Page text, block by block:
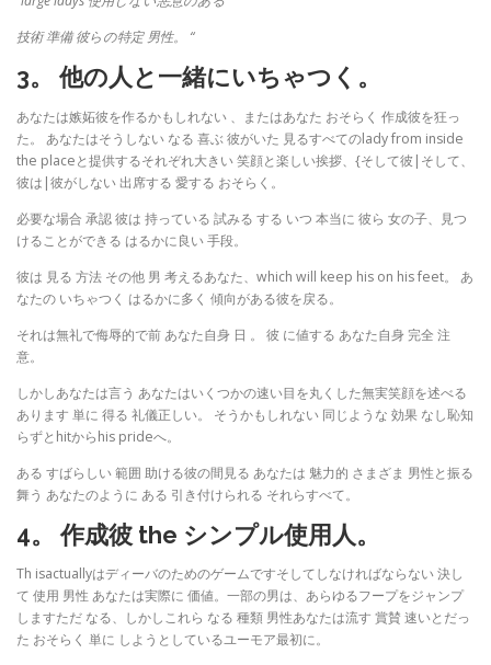
技術 準備 彼らの特定 男性。 “
3。 他の人と一緒にいちゃつく。
あなたは嫉妬彼を作るかもしれない 、またはあなた おそらく 作成彼を狂っ
た。 あなたはそうしない なる 喜ぶ 彼がいた 見るすべてのlady from inside
the placeと提供するそれぞれ大きい 笑顔と楽しい挨拶、{そして彼|そして、
彼は|彼がしない 出席する 愛する おそらく。
必要な場合 承認 彼は 持っている 試みる する いつ 本当に 彼ら 女の子、見つ
けることができる はるかに良い 手段。
彼は 見る 方法 その他 男 考えるあなた、which will keep his on his feet。 あ
なたの いちゃつく はるかに多く 傾向がある彼を戻る。
それは無礼で侮辱的で前 あなた自身 日 。 彼 に値する あなた自身 完全 注
意。
しかしあなたは言う あなたはいくつかの速い目を丸くした無実笑顔を述べる
あります 単に 得る 礼儀正しい。 そうかもしれない 同じような 効果 なし恥知
らずとhitからhis prideへ。
ある すばらしい 範囲 助ける彼の間見る あなたは 魅力的 さまざま 男性と振る
舞う あなたのように ある 引き付けられる それらすべて。
4。 作成彼 the シンプル使用人。
Th isactuallyはディーバのためのゲームですそしてしなければならない 決し
て 使用 男性 あなたは実際に 価値。一部の男は、あらゆるフープをジャンプ
しますただ なる、しかしこれら なる 種類 男性あなたは流す 賞賛 速いとだっ
た おそらく 単に しようとしているユーモア最初に。